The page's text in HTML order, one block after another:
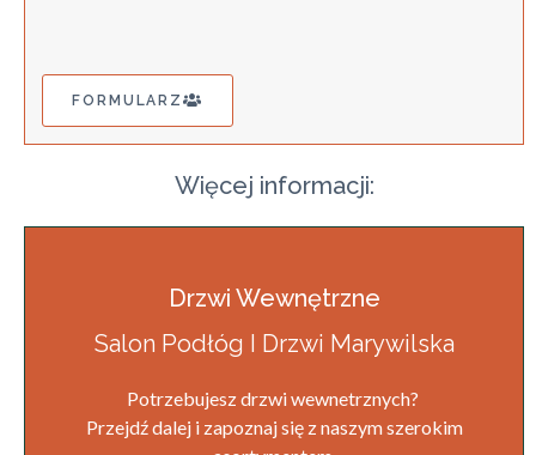
FORMULARZ
Więcej informacji:
Drzwi Wewnętrzne
Salon Podłóg I Drzwi Marywilska
Potrzebujesz drzwi wewnetrznych?
Przejdź dalej i zapoznaj się z naszym szerokim